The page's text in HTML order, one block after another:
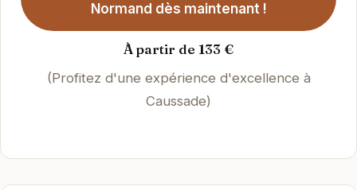
Normand dès maintenant !
À partir de 133 €
(Profitez d'une expérience d'excellence à
Caussade)